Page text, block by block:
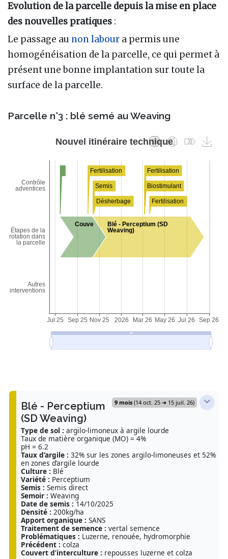
Evolution de la parcelle depuis la mise en place
des nouvelles pratiques :
Le passage au non labour a permis une
homogénéisation de la parcelle, ce qui permet à
présent une bonne implantation sur toute la
surface de la parcelle.
Parcelle n°3 : blé semé au Weaving
9 mois (14 oct. 25 ➜ 15 juil. 26)
Blé - Perceptium
(SD Weaving)
Type de sol : argilo-limoneux à argile lourde
Taux de matière organique (MO) = 4%
pH = 6.2
Taux d’argile : 32% sur les zones argilo-limoneuses et 52%
en zones d’argile lourde
Culture : Blé
Variété : Perceptium
Semis : Semis direct
Semoir : Weaving
Date de semis : 14/10/2025
Densité : 200kg/ha
Apport organique : SANS
Traitement de semence : vertal semence
Problématiques : Luzerne, renouée, hydromorphie
Précédent : colza
Couvert d’interculture : repousses luzerne et colza